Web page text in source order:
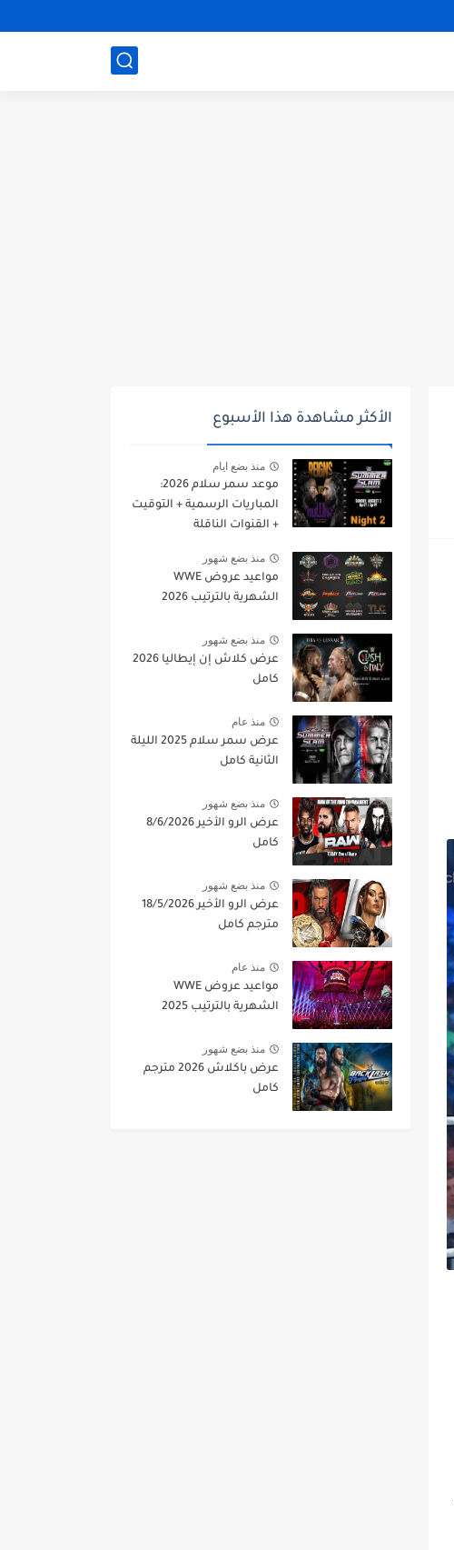
الأكثر مشاهدة هذا الأسبوع
منذ بضع ايام
موعد سمر سلام 2026:
المباريات الرسمية + التوقيت
+ القنوات الناقلة
منذ بضع شهور
مواعيد عروض WWE
الشهرية بالترتيب 2026
منذ بضع شهور
عرض كلاش إن إيطاليا 2026
كامل
منذ عام
عرض سمر سلام 2025 الليلة
الثانية كامل
منذ بضع شهور
عرض الرو الأخير 8/6/2026
كامل
منذ بضع شهور
عرض الرو الأخير 18/5/2026
مترجم كامل
منذ عام
مواعيد عروض WWE
الشهرية بالترتيب 2025
منذ بضع شهور
عرض باكلاش 2026 مترجم
كامل